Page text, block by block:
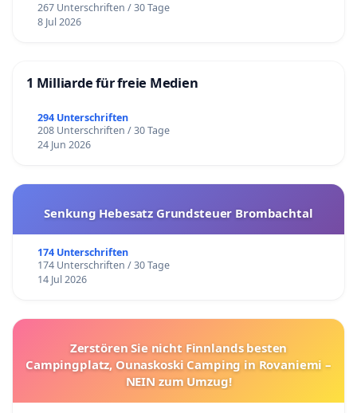
267 Unterschriften / 30 Tage
8 Jul 2026
1 Milliarde für freie Medien
294 Unterschriften
208 Unterschriften / 30 Tage
24 Jun 2026
Senkung Hebesatz Grundsteuer Brombachtal
174 Unterschriften
174 Unterschriften / 30 Tage
14 Jul 2026
Zerstören Sie nicht Finnlands besten
Campingplatz, Ounaskoski Camping in Rovaniemi –
NEIN zum Umzug!